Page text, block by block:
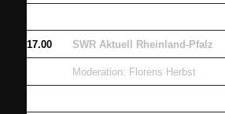
17.00 SWR Aktuell Rheinland-Pfalz
Moderation: Florens Herbst